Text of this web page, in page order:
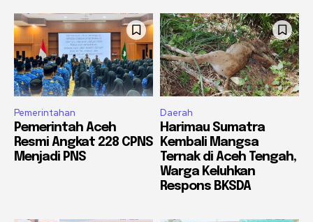
Pemerintahan
Pemerintah Aceh
Resmi Angkat 228 CPNS
Menjadi PNS
Daerah
Harimau Sumatra
Kembali Mangsa
Ternak di Aceh Tengah,
Warga Keluhkan
Respons BKSDA